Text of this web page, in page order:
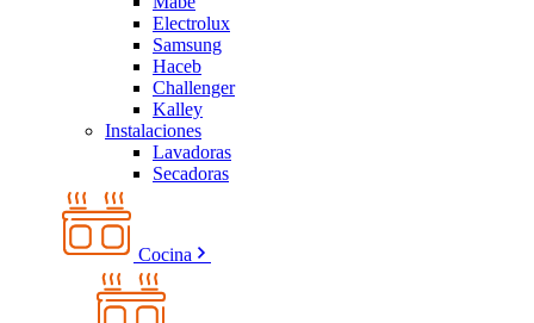
Electrolux
Samsung
Haceb
Challenger
Kalley
Instalaciones
Lavadoras
Secadoras
Cocina